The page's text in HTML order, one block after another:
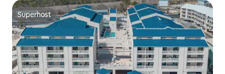
Superhost
Superhost